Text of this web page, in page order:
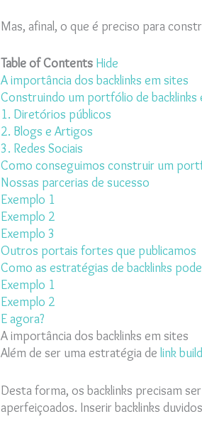
Mas, afinal, o que é preciso para
Table of Contents Hide
A importância dos backlinks em sites
Construindo um portfólio de backlinks
1. Diretórios públicos
2. Blogs e Artigos
3. Redes Sociais
Como conseguimos construir um
Nossas parcerias de sucesso
Exemplo 1
Exemplo 2
Exemplo 3
Outros portais fortes que publicamos
Como as estratégias de backlinks
Exemplo 1
Exemplo 2
E agora?
A importância dos backlinks em sites
Além de ser uma estratégia de link
Desta forma, os backlinks precisam
aperfeiçoados. Inserir backlinks